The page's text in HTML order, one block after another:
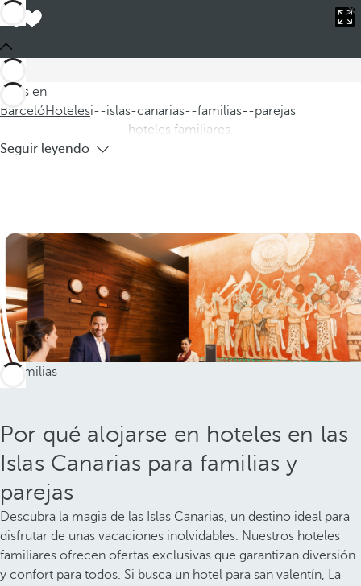
Estás en
BarcelóHotelesi--islas-canarias--familias--parejas
Barceló
Hoteles en Islas Canarias para familias y
tanto para familias como para parejas que buscan unas
vacaciones inolvidables. Ofrecemos atractivas ofertas de
hoteles familiares,
Seguir leyendo
Por qué alojarse en hoteles en las
Islas Canarias para familias y
parejas
Descubra la magia de las Islas Canarias, un destino ideal para
disfrutar de unas vacaciones inolvidables. Nuestros hoteles
familiares ofrecen ofertas exclusivas que garantizan diversión
y confort para todos. Si busca un hotel para san valentín, La